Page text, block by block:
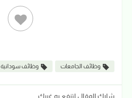
وظائف الجامعات وظائف سودانية
شارك المقال لتنفع به غيرك